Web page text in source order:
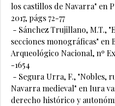
los castillos de Navarra" en
2017, págs 72-77
- Sánchez Trujillano, M.T.,
secciones monográficas" en
Arqueológico Nacional, nº
-1654
- Segura Urra, F., "Nobles,
Navarra medieval" en Iura
derecho histórico y